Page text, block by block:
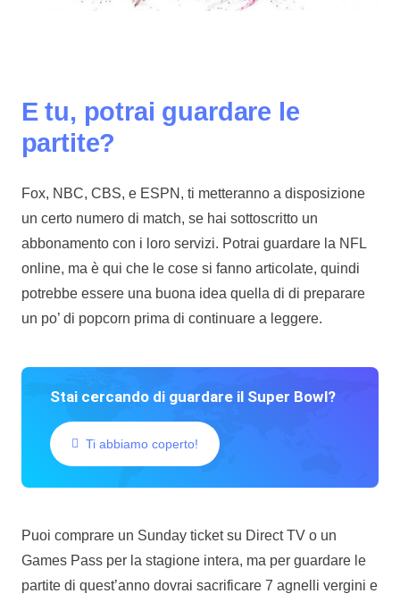
E tu, potrai guardare le
partite?
Fox, NBC, CBS, e ESPN, ti metteranno a disposizione
un certo numero di match, se hai sottoscritto un
abbonamento con i loro servizi. Potrai guardare la NFL
online, ma è qui che le cose si fanno articolate, quindi
potrebbe essere una buona idea quella di di preparare
un po’ di popcorn prima di continuare a leggere.
Stai cercando di guardare il Super Bowl?
Ti abbiamo coperto!
Puoi comprare un Sunday ticket su Direct TV o un
Games Pass per la stagione intera, ma per guardare le
partite di quest’anno dovrai sacrificare 7 agnelli vergini e